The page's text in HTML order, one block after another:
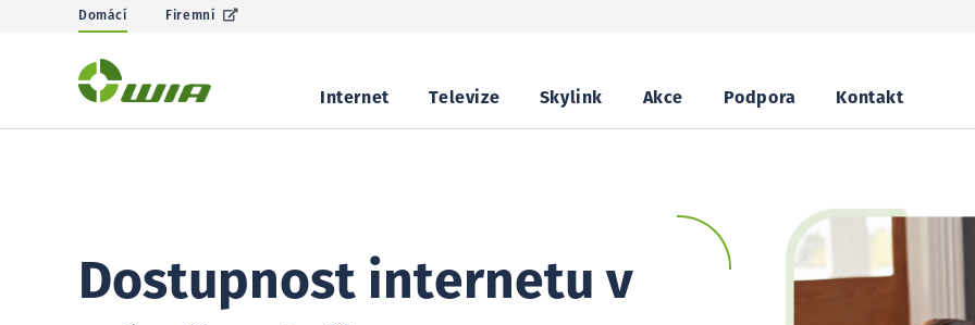
Domácí Firemní
Internet Televize Skylink Akce Podpora Kontakt
Dostupnost internetu v